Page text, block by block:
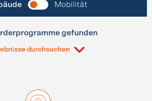
Mobilität
gefunden
durchsuchen